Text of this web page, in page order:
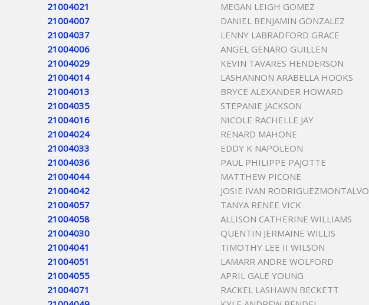
21004021
MEGAN LEIGH GOMEZ
21004007
DANIEL BENJAMIN GONZALEZ
21004037
LENNY LABRADFORD GRACE
21004006
ANGEL GENARO GUILLEN
21004029
KEVIN TAVARES HENDERSON
21004014
LASHANNON ARABELLA HOOKS
21004013
BRYCE ALEXANDER HOWARD
21004035
STEPANIE JACKSON
21004016
NICOLE RACHELLE JAY
21004024
RENARD MAHONE
21004033
EDDY K NAPOLEON
21004036
PAUL PHILIPPE PAJOTTE
21004044
MATTHEW PICONE
21004042
JOSIE IVAN RODRIGUEZMONTALVO
21004057
TANYA RENEE VICK
21004058
ALLISON CATHERINE WILLIAMS
21004030
QUENTIN JERMAINE WILLIS
21004041
TIMOTHY LEE II WILSON
21004051
LAMARR ANDRE WOLFORD
21004055
APRIL GALE YOUNG
21004071
RACKEL LASHAWN BECKETT